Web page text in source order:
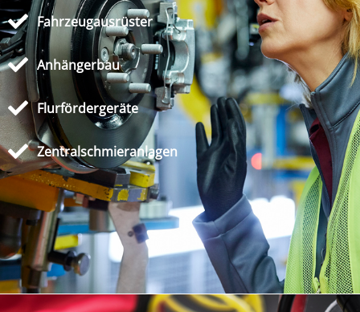
Fahrzeugausrüster
Anhängerbau
Flurfördergeräte
Zentralschmieranlagen